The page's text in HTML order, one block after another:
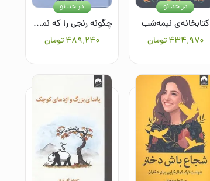
کتابخانه‌ی نیمه‌شب
۴۳۴٬۹۷۰تومان
در حد نو
چگونه رنجی را که نمی‌توانیم درمان کنیم به دوش بکشیم: جورنالی برای سوگ و اندوه
۴۸۹٬۲۴۰تومان
در حد نو